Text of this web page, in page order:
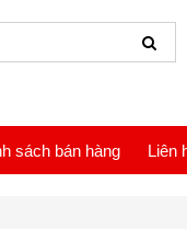
sách bán hàng Liên